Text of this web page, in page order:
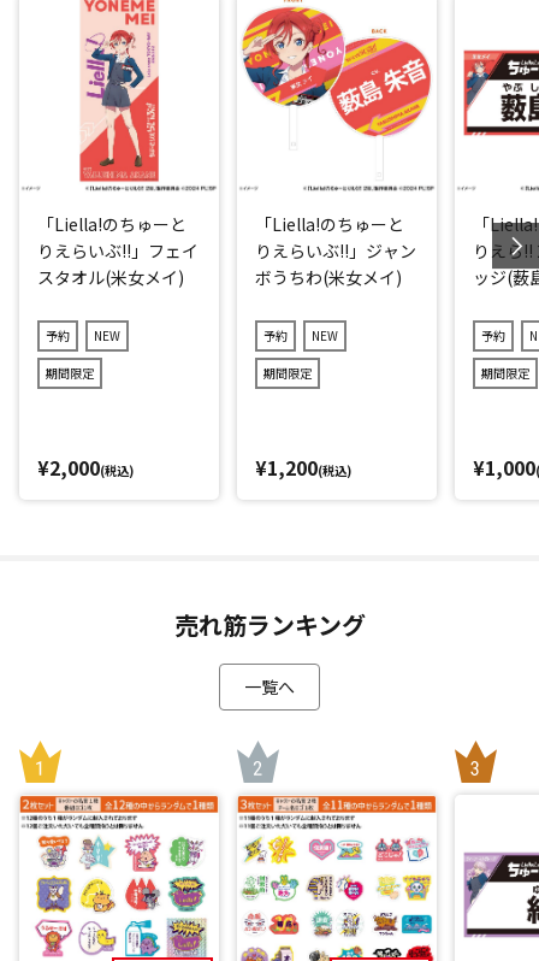
「Liella!のちゅーと
りえらいぶ!!」フェイ
スタオル(米女メイ)
予約 NEW
期間限定
¥2,000(税込)
「Liella!のちゅーと
りえらいぶ!!」ジャン
ボうちわ(米女メイ)
予約 NEW
期間限定
¥1,200(税込)
「
りえら
ッジ(薮
予約
期間限定
¥1,000
売れ筋ランキング
一覧へ